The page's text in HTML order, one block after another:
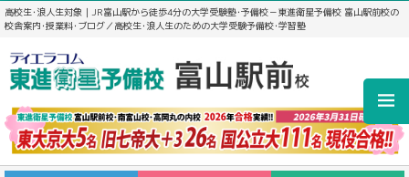
高校生･浪人生対象｜JR富山駅から徒歩4分の大学受験塾･予備校－東進衛星予備校 富山駅前校の
校舎案内･授業料･ブログ／高校生･浪人生のための大学受験予備校･学習塾